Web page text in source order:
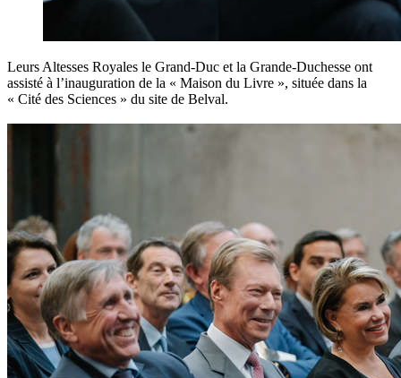
Leurs Altesses Royales le Grand-Duc et la Grande-Duchesse ont
assisté à l’inauguration de la « Maison du Livre », située dans la
« Cité des Sciences » du site de Belval.